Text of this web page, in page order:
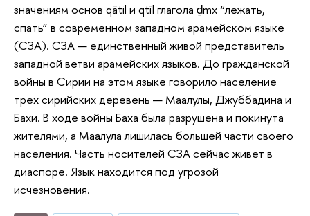
значениям основ qātil и qtīl глагола ḏmx “лежать,
спать” в современном западном арамейском языке
(СЗА). СЗА — единственный живой представитель
западной ветви арамейских языков. До гражданской
войны в Сирии на этом языке говорило население
трех сирийских деревень — Маалулы, Джуббадина и
Бахи. В ходе войны Баха была разрушена и покинута
жителями, а Маалула лишилась большей части своего
населения. Часть носителей СЗА сейчас живет в
диаспоре. Язык находится под угрозой
исчезновения.